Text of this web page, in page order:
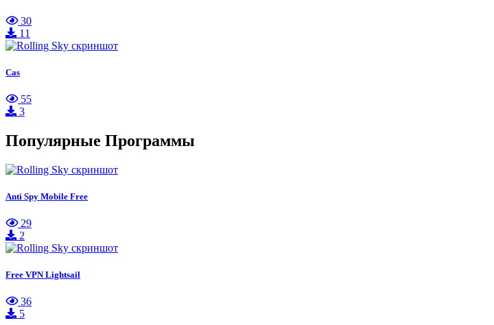
30
11
Cas
55
3
Популярные Программы
Anti Spy Mobile Free
29
2
Free VPN Lightsail
36
5